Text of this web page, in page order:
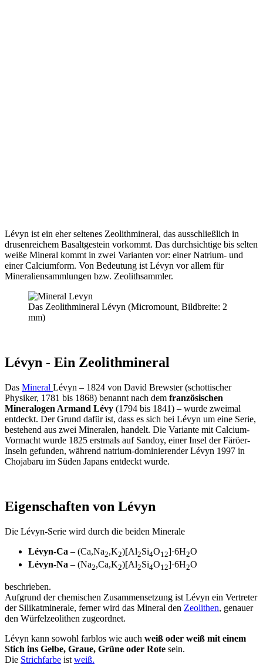
Lévyn ist ein eher seltenes Zeolithmineral, das ausschließlich in
drusenreichem Basaltgestein vorkommt. Das durchsichtige bis selten
weiße Mineral kommt in zwei Varianten vor: einer Natrium- und
einer Calciumform. Von Bedeutung ist Lévyn vor allem für
Mineraliensammlungen bzw. Zeolithsammler.
Das Zeolithmineral Lévyn (Micromount, Bildbreite: 2
mm)
Lévyn - Ein Zeolithmineral
Das Mineral Lévyn – 1824 von David Brewster (schottischer
Physiker, 1781 bis 1868) benannt nach dem französischen
Mineralogen Armand Lévy (1794 bis 1841) – wurde zweimal
entdeckt. Der Grund dafür ist, dass es sich bei Lévyn um eine Serie,
bestehend aus zwei Mineralen, handelt. Die Variante mit Calcium-
Vormacht wurde 1825 erstmals auf Sandoy, einer Insel der Färöer-
Inseln gefunden, während natrium-dominierender Lévyn 1997 in
Chojabaru im Süden Japans entdeckt wurde.
Eigenschaften von Lévyn
Die Lévyn-Serie wird durch die beiden Minerale
Lévyn-Ca – (Ca,Na2,K2)[Al2Si4O12]·6H2O
Lévyn-Na – (Na2,Ca,K2)[Al2Si4O12]·6H2O
beschrieben.
Aufgrund der chemischen Zusammensetzung ist Lévyn ein Vertreter
der Silikatminerale, ferner wird das Mineral den Zeolithen, genauer
den Würfelzeolithen zugeordnet.
Lévyn kann sowohl farblos wie auch weiß oder weiß mit einem
Stich ins Gelbe, Graue, Grüne oder Rote sein.
Die Strichfarbe ist weiß.